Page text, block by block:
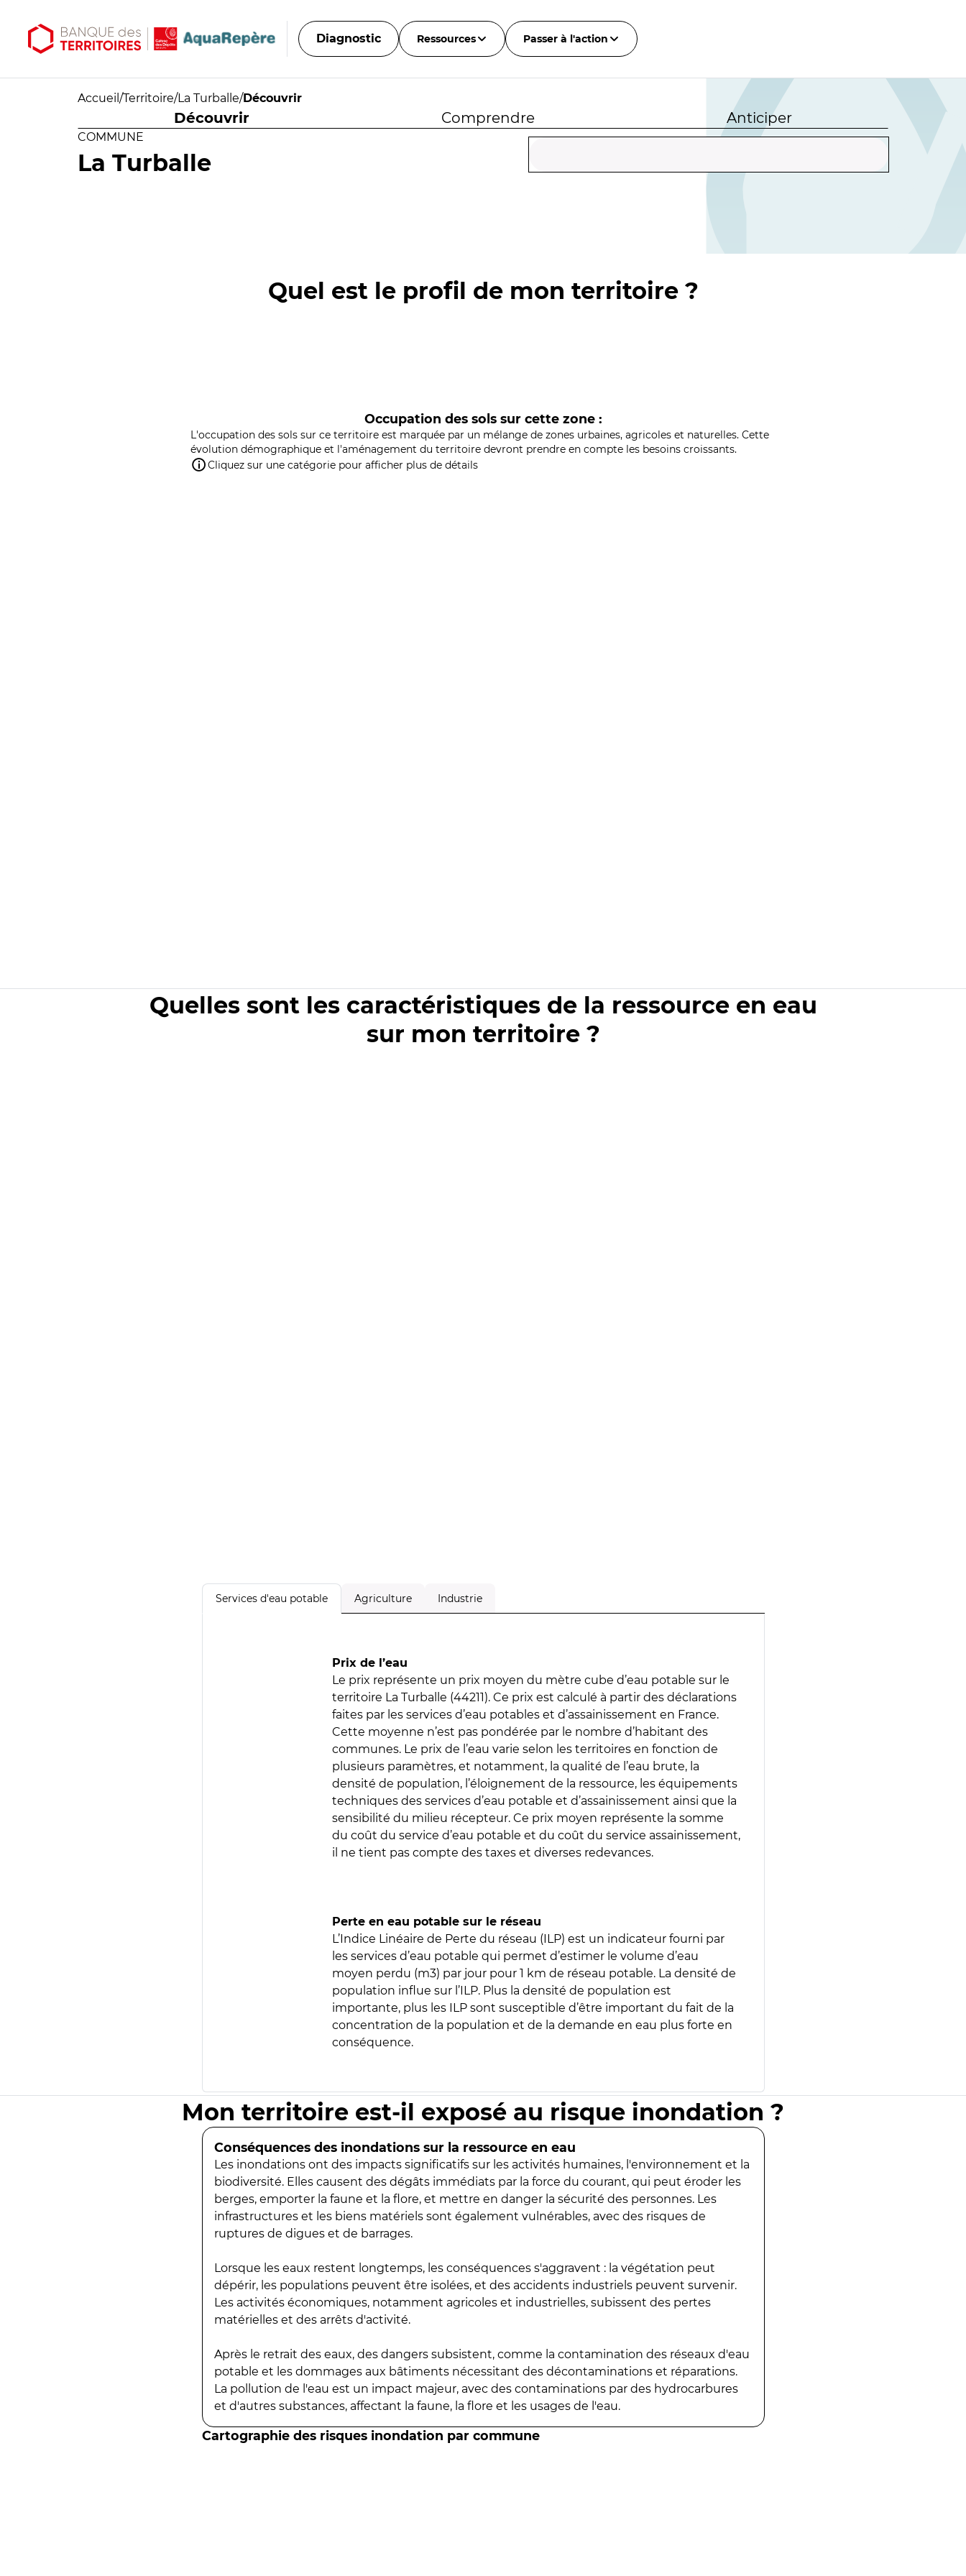
Diagnostic Ressources Passer à l'action
Accueil /Territoire/La Turballe/Découvrir
Découvrir Comprendre Anticiper
COMMUNE
La Turballe
Quel est le profil de mon territoire ?
Occupation des sols sur cette zone :
L'occupation des sols sur ce territoire est marquée par un mélange de zones urbaines, agricoles et naturelles. Cette
évolution démographique et l'aménagement du territoire devront prendre en compte les besoins croissants.
Cliquez sur une catégorie pour afficher plus de détails
Quelles sont les caractéristiques de la ressource en eau
sur mon territoire ?
Services d'eau potable Agriculture Industrie
Prix de l’eau
Le prix représente un prix moyen du mètre cube d’eau potable sur le
territoire La Turballe (44211). Ce prix est calculé à partir des déclarations
faites par les services d’eau potables et d’assainissement en France.
Cette moyenne n’est pas pondérée par le nombre d’habitant des
communes. Le prix de l’eau varie selon les territoires en fonction de
plusieurs paramètres, et notamment, la qualité de l’eau brute, la
densité de population, l’éloignement de la ressource, les équipements
techniques des services d’eau potable et d’assainissement ainsi que la
sensibilité du milieu récepteur. Ce prix moyen représente la somme
du coût du service d’eau potable et du coût du service assainissement,
il ne tient pas compte des taxes et diverses redevances.
Perte en eau potable sur le réseau
L’Indice Linéaire de Perte du réseau (ILP) est un indicateur fourni par
les services d’eau potable qui permet d’estimer le volume d’eau
moyen perdu (m3) par jour pour 1 km de réseau potable. La densité de
population influe sur l’ILP. Plus la densité de population est
importante, plus les ILP sont susceptible d’être important du fait de la
concentration de la population et de la demande en eau plus forte en
conséquence.
Mon territoire est-il exposé au risque inondation ?
Conséquences des inondations sur la ressource en eau
Les inondations ont des impacts significatifs sur les activités humaines, l'environnement et la
biodiversité. Elles causent des dégâts immédiats par la force du courant, qui peut éroder les
berges, emporter la faune et la flore, et mettre en danger la sécurité des personnes. Les
infrastructures et les biens matériels sont également vulnérables, avec des risques de
ruptures de digues et de barrages.
Lorsque les eaux restent longtemps, les conséquences s'aggravent : la végétation peut
dépérir, les populations peuvent être isolées, et des accidents industriels peuvent survenir.
Les activités économiques, notamment agricoles et industrielles, subissent des pertes
matérielles et des arrêts d'activité.
Après le retrait des eaux, des dangers subsistent, comme la contamination des réseaux d'eau
potable et les dommages aux bâtiments nécessitant des décontaminations et réparations.
La pollution de l'eau est un impact majeur, avec des contaminations par des hydrocarbures
et d'autres substances, affectant la faune, la flore et les usages de l'eau.
Cartographie des risques inondation par commune